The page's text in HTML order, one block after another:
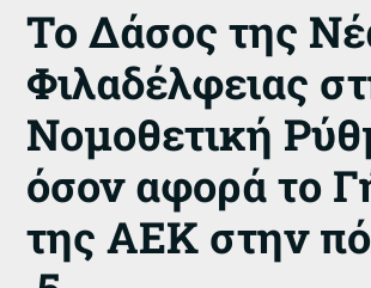
Το Δάσος της
Φιλαδέλφειας
Νομοθετική
όσον αφορά το
της ΑΕΚ στην